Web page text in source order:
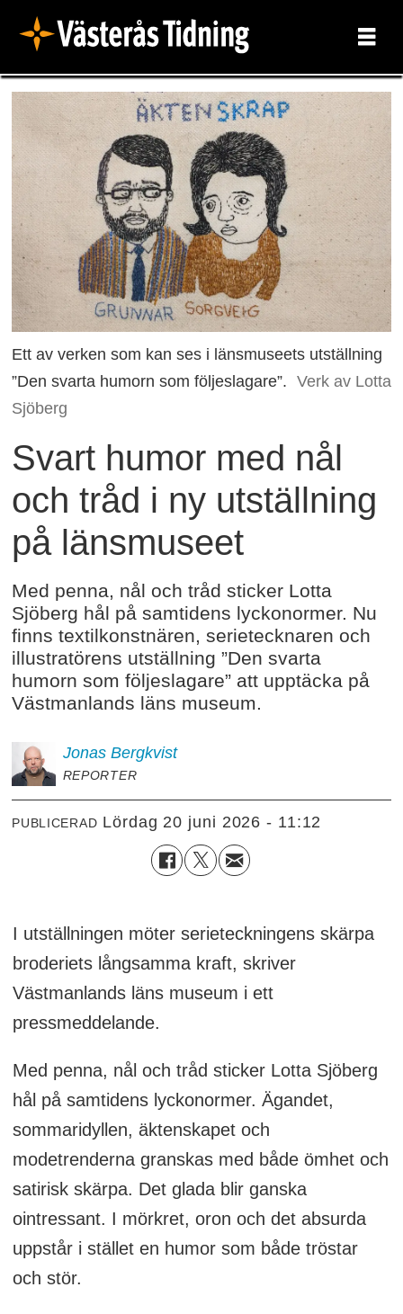
Ett av verken som kan ses i länsmuseets utställning
”Den svarta humorn som följeslagare”. Verk av Lotta
Sjöberg
Svart humor med nål
och tråd i ny utställning
på länsmuseet
Med penna, nål och tråd sticker Lotta
Sjöberg hål på samtidens lyckonormer. Nu
finns textilkonstnären, serietecknaren och
illustratörens utställning ”Den svarta
humorn som följeslagare” att upptäcka på
Västmanlands läns museum.
Jonas Bergkvist
REPORTER
PUBLICERAD lördag 20 juni 2026 - 11:12
I utställningen möter serieteckningens skärpa
broderiets långsamma kraft, skriver
Västmanlands läns museum i ett
pressmeddelande.
Med penna, nål och tråd sticker Lotta Sjöberg
hål på samtidens lyckonormer. Ägandet,
sommaridyllen, äktenskapet och
modetrenderna granskas med både ömhet och
satirisk skärpa. Det glada blir ganska
ointressant. I mörkret, oron och det absurda
uppstår i stället en humor som både tröstar
och stör.